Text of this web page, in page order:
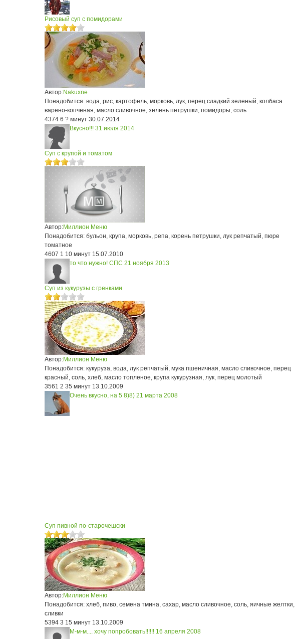
Рисовый суп с помидорами
Автор:Nakuxne
Понадобится: вода, рис, картофель, морковь, лук, перец сладкий зеленый, колбаса
варено-копченая, масло сливочное, зелень петрушки, помидоры, соль
4374 6 ? минут 30.07.2014
Вкусно!!! 31 июля 2014
Суп с крупой и томатом
Автор:Миллион Меню
Понадобится: бульон, крупа, морковь, репа, корень петрушки, лук репчатый, пюре
томатное
4607 1 10 минут 15.07.2010
то что нужно! СПС 21 ноября 2013
Суп из кукурузы с гренками
Автор:Миллион Меню
Понадобится: кукуруза, вода, лук репчатый, мука пшеничная, масло сливочное, перец
красный, соль, хлеб, масло топленое, крупа кукурузная, лук, перец молотый
3561 2 35 минут 13.10.2009
Очень вкусно, на 5 8)8) 21 марта 2008
Суп пивной по-старочешски
Автор:Миллион Меню
Понадобится: хлеб, пиво, семена тмина, сахар, масло сливочное, соль, яичные желтки,
сливки
5394 3 15 минут 13.10.2009
М-м-м.... хочу попробовать!!!!!! 16 апреля 2008